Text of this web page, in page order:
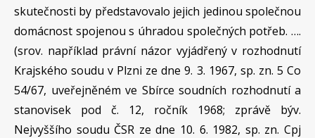
skutečnosti by představovalo jejich jedinou společnou
domácnost spojenou s úhradou společných potřeb. ….
(srov. například právní názor vyjádřený v rozhodnutí
Krajského soudu v Plzni ze dne 9. 3. 1967, sp. zn. 5 Co
54/67, uveřejněném ve Sbírce soudních rozhodnutí a
stanovisek pod č. 12, ročník 1968; zprávě býv.
Nejvyššího soudu ČSR ze dne 10. 6. 1982, sp. zn. Cpj